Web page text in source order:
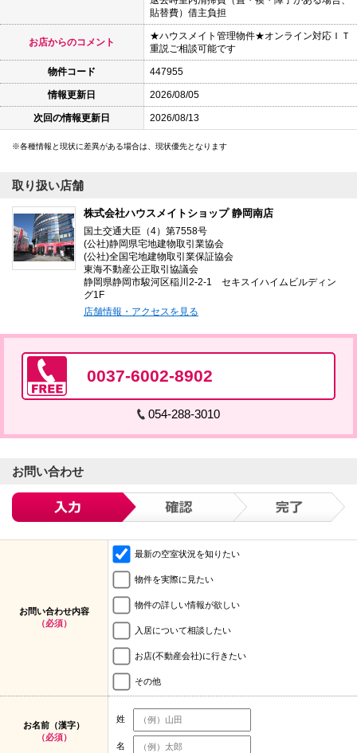
貼替費）借主負担
お店からのコメント
★ハウスメイト管理物件★オンライン対応ＩＴ
重説ご相談可能です
物件コード 447955
情報更新日 2026/08/05
次回の情報更新日 2026/08/13
各種情報と現状に差異がある場合は、現状優先となります
取り扱い店舗
株式会社ハウスメイトショップ 静岡南店
国土交通大臣（4）第7558号
(公社)静岡県宅地建物取引業協会
(公社)全国宅地建物取引業保証協会
東海不動産公正取引協議会
静岡県静岡市駿河区稲川2-2-1 セキスイハイムビルディン
グ1F
店舗情報・アクセスを見る
0037-6002-8902
054-288-3010
お問い合わせ
お問い合わせ内容
（必須）
最新の空室状況を知りたい
物件を実際に見たい
物件の詳しい情報が欲しい
入居について相談したい
お店(不動産会社)に行きたい
その他
お名前（漢字）
（必須）
姓
名